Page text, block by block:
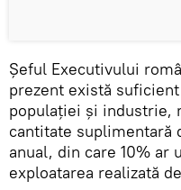
Șeful Executivului
prezent există
populaţiei şi industrie,
cantitate suplimentară
anual, din care 10% ar
exploatarea realizată